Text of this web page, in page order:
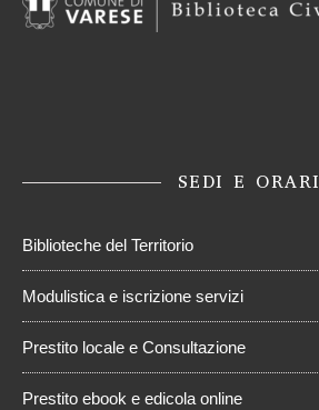
SEDI E ORARI
Biblioteche del Territorio
Modulistica e iscrizione servizi
Prestito locale e Consultazione
Prestito ebook e edicola online